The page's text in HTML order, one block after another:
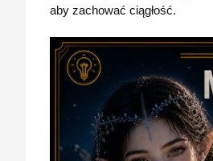
aby zachować ciągłość.